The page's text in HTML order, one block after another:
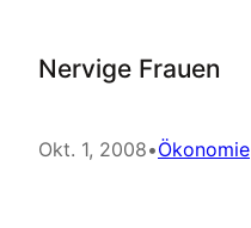
Nervige Frauen
Okt. 1, 2008•Ökonomie